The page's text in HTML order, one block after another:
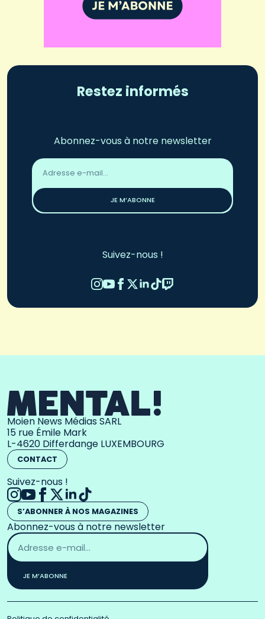
Restez informés
Abonnez-vous à notre newsletter
Adresse
email
JE M’ABONNE
Suivez-nous !
Moien News Médias SARL
15 rue Émile Mark
L-4620 Differdange LUXEMBOURG
CONTACT
Suivez-nous !
S’ABONNER À NOS MAGAZINES
Abonnez-vous à notre newsletter
Adresse
email
*
JE M’ABONNE